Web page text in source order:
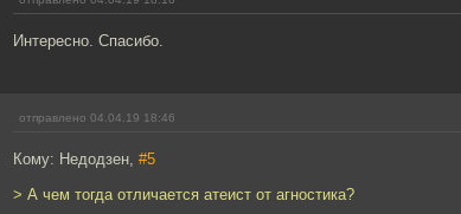
Интересно. Спасибо.
отправлено 04.04.19 18:46
Кому: Недодзен, #5
> А чем тогда отличается атеист от агностика?